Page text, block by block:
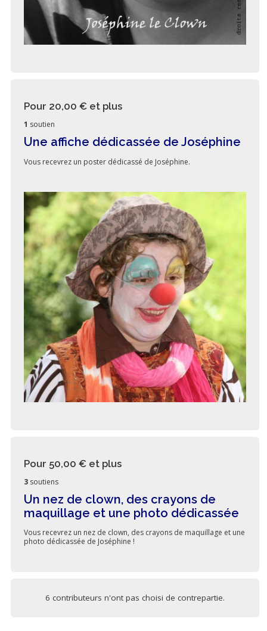
Pour 20,00 € et plus
1 soutien
Une affiche dédicassée de Joséphine
Vous recevrez un poster dédicassé de Joséphine.
Pour 50,00 € et plus
3 soutiens
Un nez de clown, des crayons de
maquillage et une photo dédicassée
Vous recevrez un nez de clown, des crayons de maquillage et une
photo dédicassée de Joséphine !
6 contributeurs n'ont pas choisi de contrepartie.